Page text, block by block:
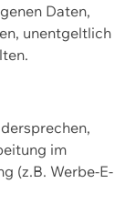
Daten,
unentgeltlich
im
(z.B. Werbe-E-